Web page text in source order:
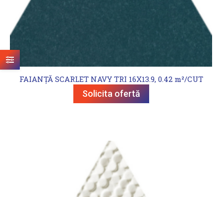
FAIANȚĂ SCARLET NAVY TRI 16X13.9, 0.42 m²/CUT
Solicita ofertă